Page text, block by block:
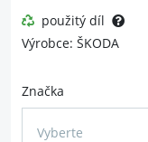
použitý díl
Výrobce: ŠKODA
Značka
Vyberte